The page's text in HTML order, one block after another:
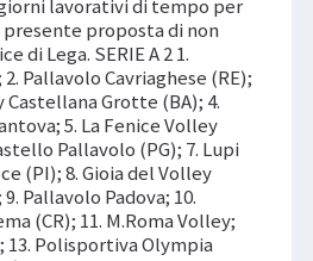
lavorativi di tempo per
proposta di non
di Lega. SERIE A 2 1.
Pallavolo Cavriaghese (RE);
Grotte (BA); 4.
5. La Fenice Volley
Pallavolo (PG); 7. Lupi
(PI); 8. Gioia del Volley
Pallavolo Padova; 10.
(CR); 11. M.Roma Volley;
13. Polisportiva Olympia